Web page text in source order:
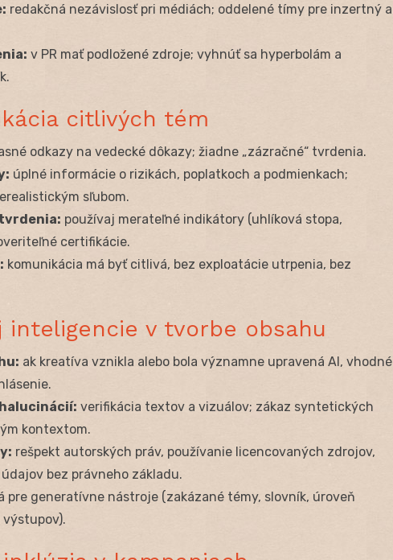
redakčná nezávislosť pri médiách; oddelené tímy pre inzertný a
v PR mať podložené zdroje; vyhnúť sa hyperbolám a
citlivých tém
odkazy na vedecké dôkazy; žiadne „zázračné“ tvrdenia.
úplné informácie o rizikách, poplatkoch a podmienkach;
sľubom.
používaj merateľné indikátory (uhlíková stopa,
certifikácie.
komunikácia má byť citlivá, bez exploatácie utrpenia, bez
inteligencie v tvorbe obsahu
ak kreatíva vznikla alebo bola významne upravená AI, vhodné
verifikácia textov a vizuálov; zákaz syntetických
kontextom.
rešpekt autorských práv, používanie licencovaných zdrojov,
bez právneho základu.
pre generatívne nástroje (zakázané témy, slovník, úroveň